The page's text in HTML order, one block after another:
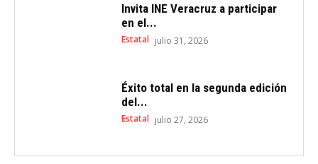
Invita INE Veracruz a participar
en el...
Estatal julio 31, 2026
Éxito total en la segunda edición
del...
Estatal julio 27, 2026